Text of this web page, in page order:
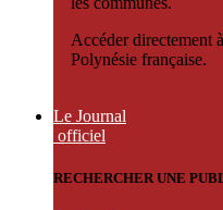
Accéder directement
Polynésie française.
Le Journal
officiel
RECHERCHER UNE